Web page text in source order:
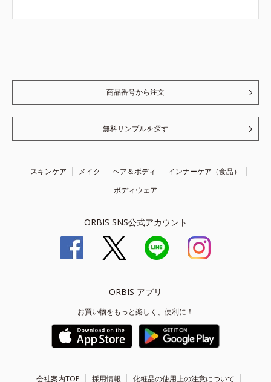
商品番号から注文
無料サンプルを探す
スキンケア メイク ヘア＆ボディ
インナーケア（食品）
ボディウェア
ORBIS SNS公式アカウント
ORBIS アプリ
お買い物をもっと楽しく、便利に！
会社案内TOP 採用情報 化粧品の使用上の注意について